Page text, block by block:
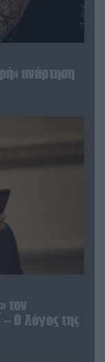
ανάρτηση
τον
Ο λόγος της